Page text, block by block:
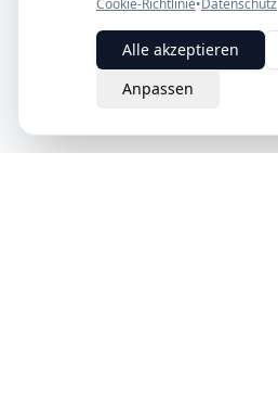
Cookie-Richtlinie•Datenschutz
Alle akzeptieren
Anpassen